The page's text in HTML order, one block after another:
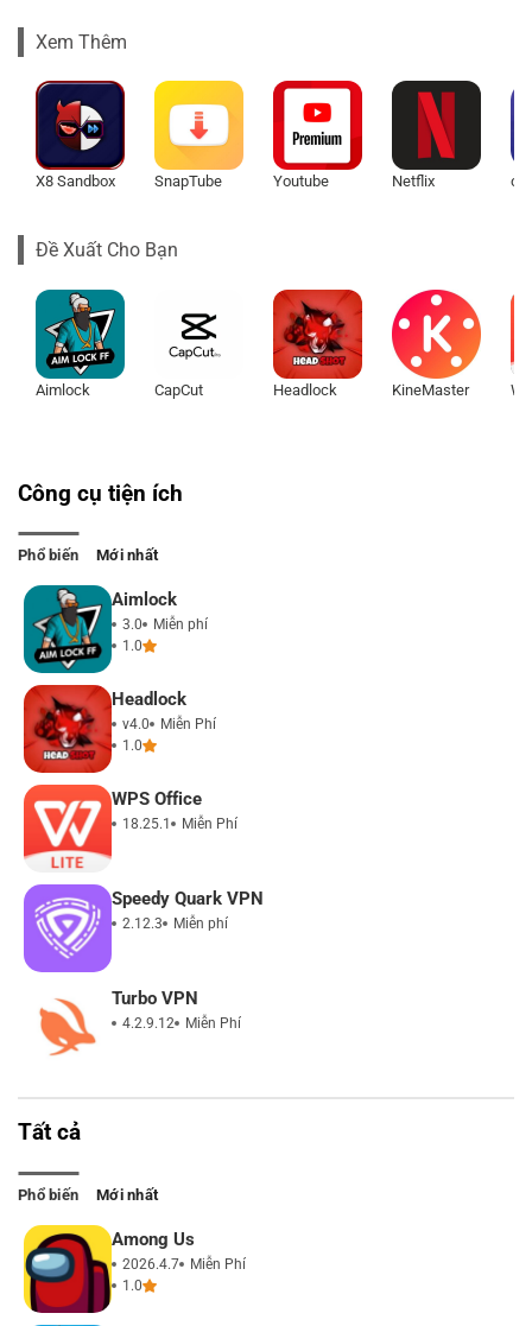
Xem Thêm
X8 Sandbox SnapTube Youtube Netflix
Đề Xuất Cho Bạn
Aimlock CapCut Headlock KineMaster
Công cụ tiện ích
Phổ biến Mới nhất
Aimlock
3.0
Miễn phí
1.0
Headlock
v4.0
Miễn Phí
1.0
WPS Office
18.25.1 Miễn Phí
Speedy Quark VPN
2.12.3 Miễn phí
Turbo VPN
4.2.9.12 Miễn Phí
Tất cả
Phổ biến Mới nhất
Among Us
2026.4.7
Miễn Phí
1.0